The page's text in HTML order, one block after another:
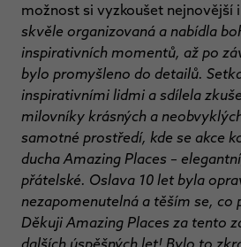
možnost si vyzkoušet nejnovější
skvěle organizovaná a nabídla
inspirativních momentů, až po
bylo promyšleno do detailů.
inspirativními lidmi a sdílela
milovníky krásných a
samotné prostředí, kde se akce
ducha Amazing Places –
přátelské. Oslava 10 let byla
nezapomenutelná a těším se, co
Děkuji Amazing Places za tento